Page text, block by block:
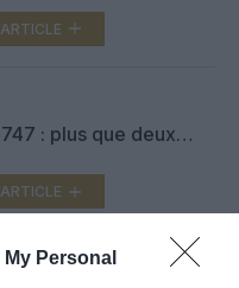
Personal
: plus que deux…